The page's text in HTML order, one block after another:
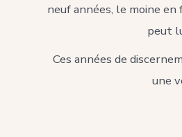
neuf années, le moine
peut
Ces années de
une